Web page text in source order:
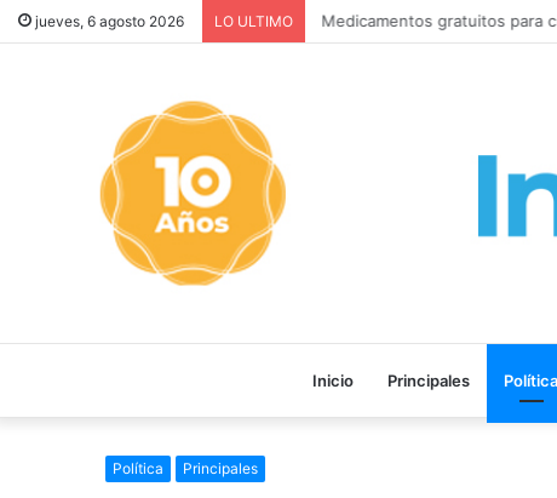
jueves, 6 agosto 2026 LO ULTIMO Medicamentos gratuitos para
Inicio Principales Política
Política Principales